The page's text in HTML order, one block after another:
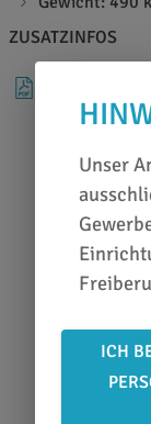
ZUSATZINFOS
Unser
ICH